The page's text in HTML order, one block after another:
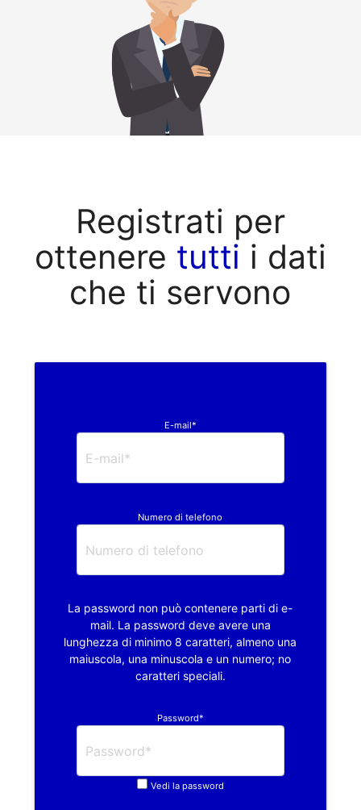
Registrati per
ottenere tutti i dati
che ti servono
E-mail*
Numero di telefono
La password non può contenere parti di e-
mail. La password deve avere una
lunghezza di minimo 8 caratteri, almeno una
maiuscola, una minuscola e un numero; no
caratteri speciali.
Password*
Vedi la password